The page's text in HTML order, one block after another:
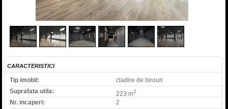
CARACTERISTICI
Tip imobil:
cladire de birouri
Suprafata utila:
223 m2
Nr. incaperi:
2